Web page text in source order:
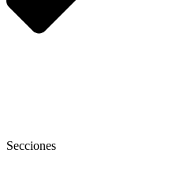
Secciones